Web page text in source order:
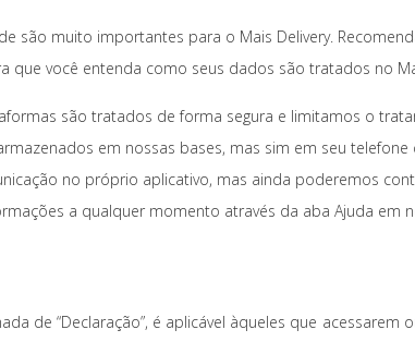
são muito importantes para o Mais Delivery.
você entenda como seus dados são tratados no
são tratados de forma segura e limitamos o
em nossas bases, mas sim em seu
no próprio aplicativo, mas ainda poderemos
a qualquer momento através da aba Ajuda em
de “Declaração”, é aplicável àqueles que